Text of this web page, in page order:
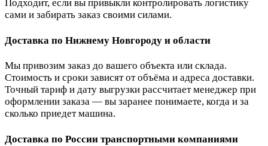
Подходит, если вы привыкли контролировать логистику
сами и забирать заказ своими силами.
Доставка по Нижнему Новгороду и области
Мы привозим заказ до вашего объекта или склада.
Стоимость и сроки зависят от объёма и адреса доставки.
Точный тариф и дату выгрузки рассчитает менеджер при
оформлении заказа — вы заранее понимаете, когда и за
сколько приедет машина.
Доставка по России транспортными компаниями